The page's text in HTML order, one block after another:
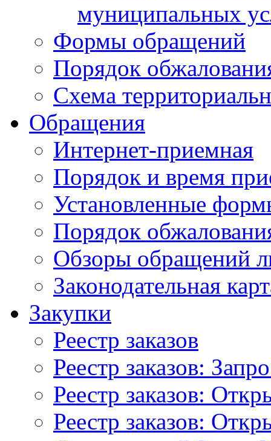
муниципальных
Формы обращений
Порядок
Схема
Обращения
Интернет-приемная
Порядок и время
Установленные
Порядок
Обзоры обращений
Законодательная
Закупки
Реестр заказов
Реестр заказов:
Реестр заказов:
Реестр заказов: